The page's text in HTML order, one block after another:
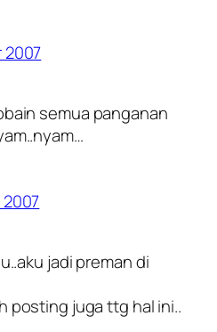
2007
semua panganan
jadi preman di
posting juga ttg hal ini..